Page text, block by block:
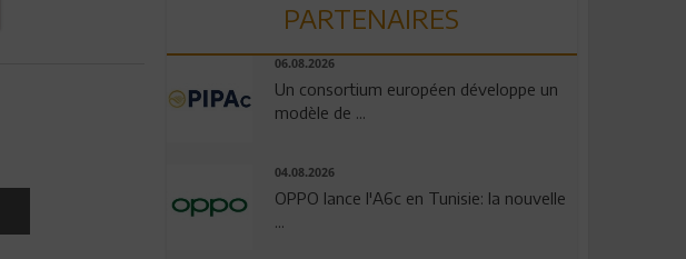
PARTENAIRES
06.08.2026
Un consortium européen développe un
modèle de ...
04.08.2026
OPPO lance l'A6c en Tunisie: la nouvelle